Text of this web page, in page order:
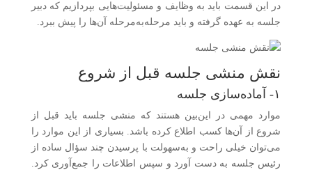
در این قسمت باید به وظایف و مسئولیت‌هایی بپردازیم که دبیر
جلسه به عهده گرفته و باید مرحله‌به‌مرحله آن‌ها را پیش ببرد.
نقش منشی جلسه قبل از شروع
۱- آماده‌سازی جلسه
موارد مهمی در این‌بین هستند که منشی جلسه باید قبل از
شروع از آن‌ها کسب اطلاع کرده باشد. بسیاری از این موارد را
می‌توان خیلی راحت و به‌سهولت با پرسیدن چند سؤال ساده از
رئیس جلسه به دست آورد و سپس اطلاعات را جمع‌آوری کرد.